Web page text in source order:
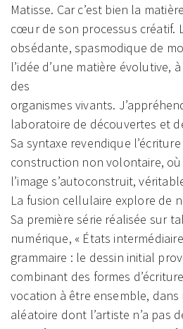
Matisse. Car c’est bien la
cœur de son processus créatif.
obsédante, spasmodique de
l’idée d’une matière évolutive,
des
organismes vivants.
laboratoire de découvertes et
Sa syntaxe revendique
construction non volontaire, où
l’image s’autoconstruit,
La fusion cellulaire explore de
Sa première série réalisée sur
numérique, « États
grammaire : le dessin initial
combinant des formes
vocation à être ensemble,
aléatoire dont l’artiste n’a pas